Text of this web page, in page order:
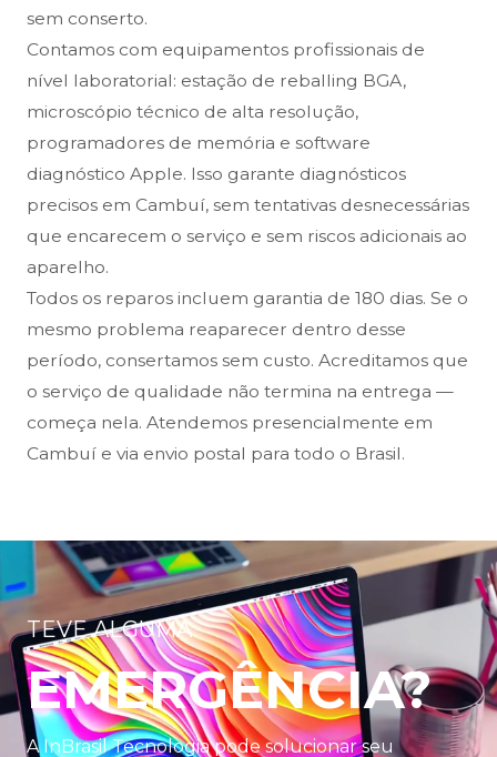
sem conserto.
Contamos com equipamentos profissionais de
nível laboratorial: estação de reballing BGA,
microscópio técnico de alta resolução,
programadores de memória e software
diagnóstico Apple. Isso garante diagnósticos
precisos em Cambuí, sem tentativas desnecessárias
que encarecem o serviço e sem riscos adicionais ao
aparelho.
Todos os reparos incluem garantia de 180 dias. Se o
mesmo problema reaparecer dentro desse
período, consertamos sem custo. Acreditamos que
o serviço de qualidade não termina na entrega —
começa nela. Atendemos presencialmente em
Cambuí e via envio postal para todo o Brasil.
TEVE ALGUMA
EMERGÊNCIA?
A InBrasil Tecnologia pode solucionar seu